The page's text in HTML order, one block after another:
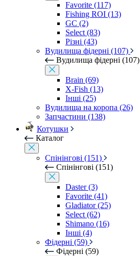
Favorite (117)
Fishing ROI (13)
GC (2)
Select (83)
Різні (43)
Вудилища фідерні (107)
Вудилища фідерні (107)
Brain (69)
X-Fish (13)
Інші (25)
Вудилища на коропа (26)
Запчастини (138)
Котушки
Каталог
Спінінгові (151)
Спінінгові (151)
Daster (3)
Favorite (41)
Gladiator (25)
Select (62)
Shimano (16)
Інші (4)
Фідерні (59)
Фідерні (59)